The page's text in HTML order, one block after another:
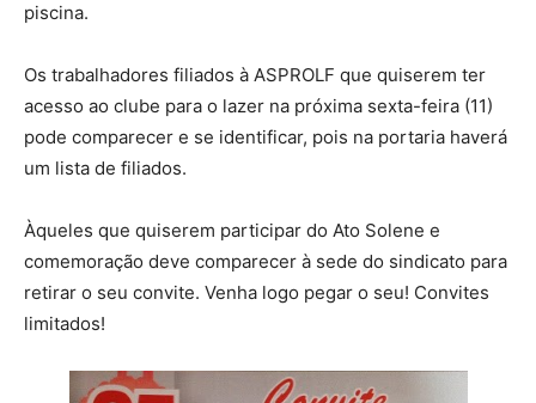
piscina.
Os trabalhadores filiados à ASPROLF que quiserem ter
acesso ao clube para o lazer na próxima sexta-feira (11)
pode comparecer e se identificar, pois na portaria haverá
um lista de filiados.
Àqueles que quiserem participar do Ato Solene e
comemoração deve comparecer à sede do sindicato para
retirar o seu convite. Venha logo pegar o seu! Convites
limitados!